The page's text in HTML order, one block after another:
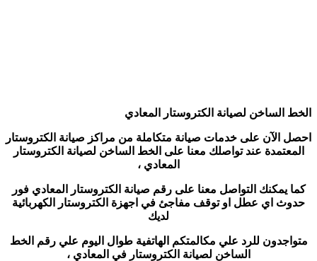
الخط الساخن لصيانة الكتروستار المعادي
احصل الآن على خدمات صيانة متكاملة من مراكز صيانة الكتروستار
المعتمدة عند تواصلك معنا على الخط الساخن لصيانة الكتروستار
المعادي ،
كما يمكنك التواصل معنا على رقم صيانة الكتروستار المعادي فور
حدوث اي عطل او توقف مفاجئ في اجهزة الكتروستار الكهربائية
لديك
متواجدون للرد علي مكالمتكم الهاتفية طوال اليوم علي رقم الخط
الساخن لصيانة الكتروستار في المعادي ،